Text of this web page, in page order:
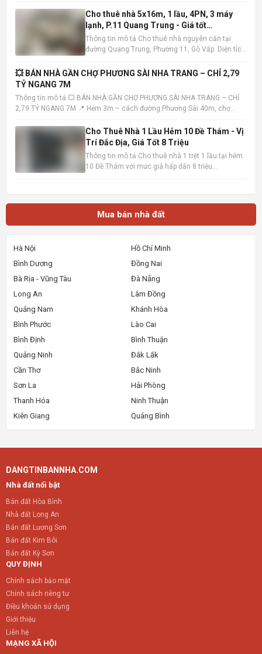
Cho thuê nhà 5x16m, 1 lầu, 4PN, 3 máy
lạnh, P.11 Quang Trung - Giá tốt
10tr/tháng
Thông tin mô tả Cho thuê nhà nguyên căn tại
đường Quang Trung, Phường 11, Gò Vấp. Diện tích
và 3 phòng tắm. Nhà có sẵn 3 máy lạnh, tiện nghi
đầy đủ, sẵn sàng dọn vào ở ngay. Vị trí nhà đắc
💥 BÁN NHÀ GẦN CHỢ PHƯƠNG SÀI NHA TRANG – CHỈ 2,79
TỶ NGANG 7M
Thông tin mô tả 💥 BÁN NHÀ GẦN CHỢ PHƯƠNG SÀI NHA TRANG – CHỈ
2,79 TỶ NGANG 7M 📍 Hẻm 3m – cách đường Phương Sài 40m, chợ
trệt 1 lầu – hướng Tây Bắc – sổ hồng hoàn công • Trệt: khách
Cho Thuê Nhà 1 Lầu Hẻm 10 Đề Thám - Vị
Trí Đắc Địa, Giá Tốt 8 Triệu
Thông tin mô tả Cho thuê nhà 1 trệt 1 lầu tại hẻm
10 Đề Thám với mức giá hấp dẫn 8 triệu
Mua bán nhà đất
Hà Nội
Hồ Chí Minh
Bình Dương
Đồng Nai
Bà Rịa - Vũng Tàu
Đà Nẵng
Long An
Lâm Đồng
Quảng Nam
Khánh Hòa
Bình Phước
Lào Cai
Bình Định
Bình Thuận
Quảng Ninh
Đắk Lắk
Cần Thơ
Bắc Ninh
Sơn La
Hải Phòng
Thanh Hóa
Ninh Thuận
Kiên Giang
Quảng Bình
DANGTINBANNHA.COM
Nhà đất nổi bật
Bán đất Hòa Bình
Nhà đất Long An
Bán đất Lương Sơn
Bán đất Kim Bôi
Bán đất Kỳ Sơn
QUY ĐỊNH
Chính sách bảo mật
Chính sách riêng tư
Điều khoản sử dụng
Giới thiệu
Liên hệ
MẠNG XÃ HỘI